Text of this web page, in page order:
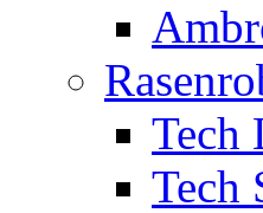
Tech
Tech